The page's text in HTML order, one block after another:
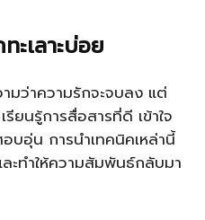
เลาะบ่อย
ามว่าความรักจะจบลง แต่
นรู้การสื่อสารที่ดี เข้าใจ
บอุ่น การนำเทคนิคเหล่านี้
ะทำให้ความสัมพันธ์กลับมา